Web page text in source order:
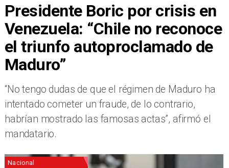
Presidente Boric por crisis en
Venezuela: “Chile no reconoce
el triunfo autoproclamado de
Maduro”
​“No tengo dudas de que el régimen de Maduro ha
intentado cometer un fraude, de lo contrario,
habrían mostrado las famosas actas”, afirmó el
mandatario.
Nacional